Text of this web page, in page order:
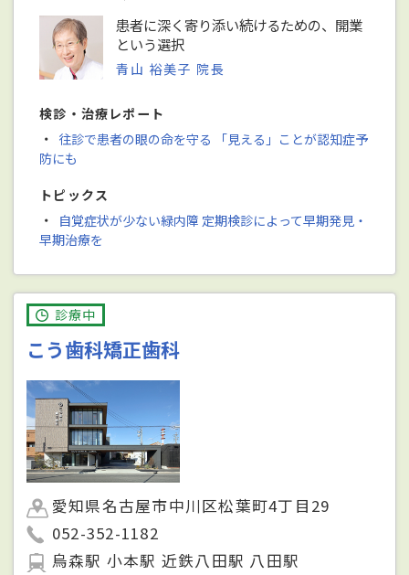
患者に深く寄り添い続けるための、開業
という選択
青山 裕美子 院長
検診・治療レポート
・ 往診で患者の眼の命を守る 「見える」ことが認知症予
防にも
トピックス
・
自覚症状が少ない緑内障 定期検診によって早期発見・
早期治療を
診療中
こう歯科矯正歯科
愛知県名古屋市中川区松葉町4丁目29
052-352-1182
烏森駅 小本駅 近鉄八田駅 八田駅